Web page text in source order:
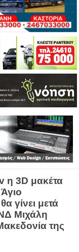
η 3D μακέτα
γίνει μετά
Μιχάλη
της